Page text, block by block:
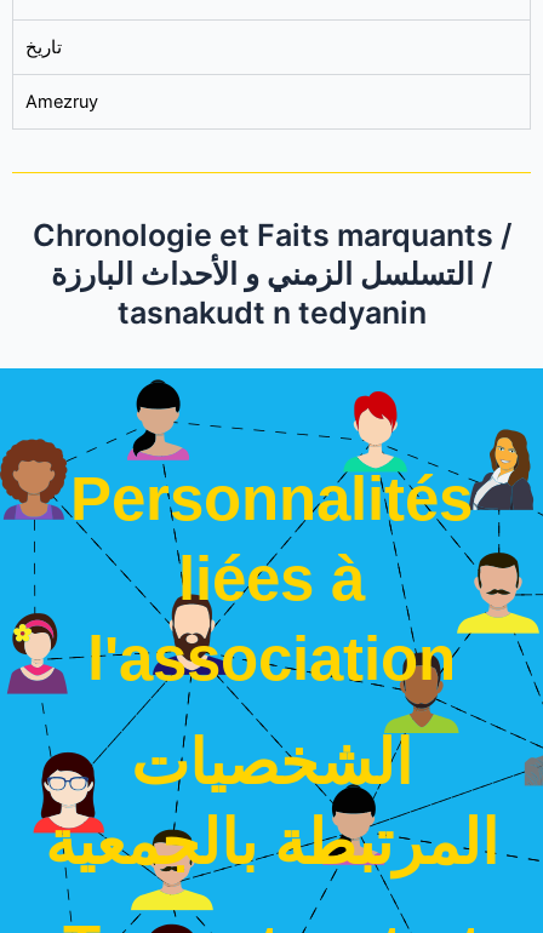
تاريخ
Amezruy
Chronologie et Faits marquants /
التسلسل الزمني و الأحداث البارزة /
tasnakudt n tedyanin
Personnalités
liées à
l'association
الشخصيات
المرتبطة بالجمعية